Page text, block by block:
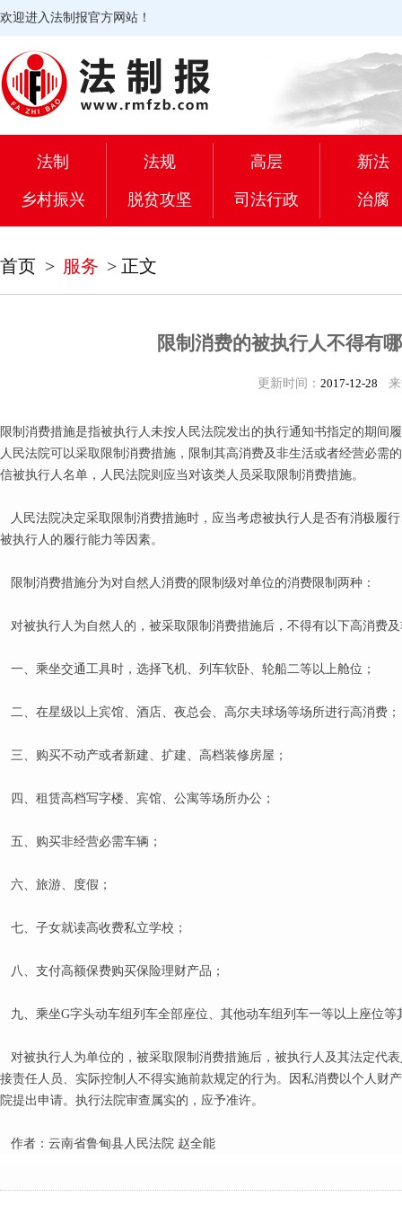
欢迎进入法制报官方网站！
法制 法规 高层 新法
乡村振兴 脱贫攻坚 司法行政 治腐
首页 > 服务 > 正文
限制消费的被执行人不得有
更新时间： 2017-12-28
限制消费措施是指被执行人未按人民法院发出的执行通知书指定的期间
人民法院可以采取限制消费措施，限制其高消费及非生活或者经营必需
信被执行人名单，人民法院则应当对该类人员采取限制消费措施。
人民法院决定采取限制消费措施时，应当考虑被执行人是否有消极履
被执行人的履行能力等因素。
限制消费措施分为对自然人消费的限制级对单位的消费限制两种：
对被执行人为自然人的，被采取限制消费措施后，不得有以下高消费
一、乘坐交通工具时，选择飞机、列车软卧、轮船二等以上舱位；
二、在星级以上宾馆、酒店、夜总会、高尔夫球场等场所进行高消费；
三、购买不动产或者新建、扩建、高档装修房屋；
四、租赁高档写字楼、宾馆、公寓等场所办公；
五、购买非经营必需车辆；
六、旅游、度假；
七、子女就读高收费私立学校；
八、支付高额保费购买保险理财产品；
九、乘坐G字头动车组列车全部座位、其他动车组列车一等以上座位
对被执行人为单位的，被采取限制消费措施后，被执行人及其法定代
接责任人员、实际控制人不得实施前款规定的行为。因私消费以个人财
院提出申请。执行法院审查属实的，应予准许。
作者：云南省鲁甸县人民法院 赵全能